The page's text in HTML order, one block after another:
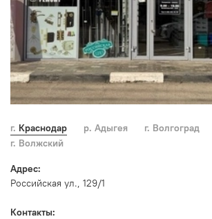
г. Краснодар р. Адыгея г. Волгоград
г. Волжский
Адрес:
Российская ул., 129/1
Контакты: